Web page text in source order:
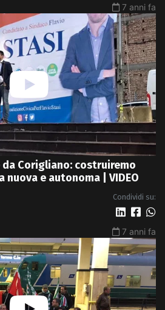
7 anni fa
Corigliano: costruiremo
nuova e autonoma | VIDEO
Condividi su:
7 anni fa